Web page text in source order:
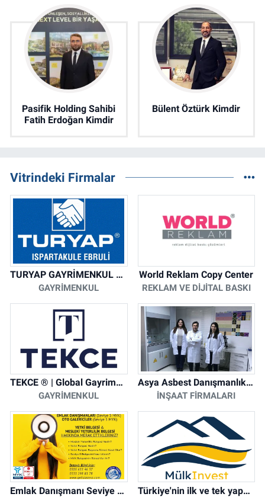
Pasifik Holding Sahibi
Fatih Erdoğan Kimdir
Bülent Öztürk Kimdir
Vitrindeki Firmalar
TURYAP GAYRİMENKUL DANIŞMANLIK HİZMETLERİ
GAYRIMENKUL
World Reklam Copy Center
REKLAM VE DIJITAL BASKI
TEKCE ® | Global Gayrimenkul Şirketi
GAYRIMENKUL
Asya Asbest Danışmanlık - Asbest Söküm ve Asbest Raporu
İNŞAAT FIRMALARI
Emlak Danışmanı Seviye 5 Mesleki Yeterlilik Belgesi Türkiye'nin ilk ve tek yapay zeka destekli arsa ilan platformu